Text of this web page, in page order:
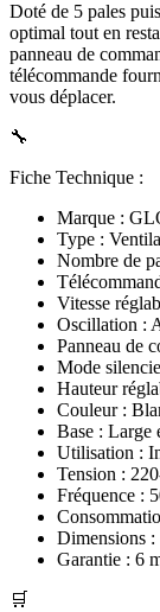
Doté de 5 pales
optimal tout en
panneau de
télécommande
vous déplacer.
🔧
Fiche Technique :
Marque :
Type :
Nombre de
Vitesse
Oscillation :
Panneau de
Mode
Hauteur
Couleur :
Base : Large
Utilisation :
Tension :
Fréquence :
Dimensions :
Garantie : 6
🛒